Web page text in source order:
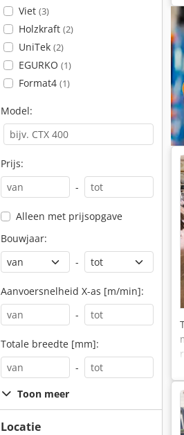
Viet (3)
Holzkraft (2)
UniTek (2)
EGURKO (1)
Format4 (1)
Model:
Prijs:
-
Alleen met prijsopgave
Bouwjaar:
-
Aanvoersnelheid X-as [m/min]:
-
Totale breedte [mm]:
-
Toon meer
Locatie